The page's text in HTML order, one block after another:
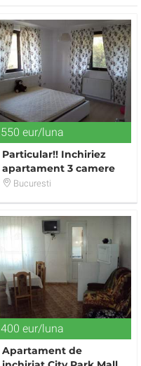
550 eur/luna
Particular!! Inchiriez
apartament 3 camere
zona bucurestii noi
Bucuresti
400 eur/luna
Apartament de